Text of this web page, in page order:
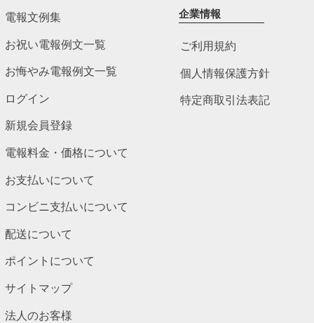
電報文例集
お祝い電報例文一覧
お悔やみ電報例文一覧
ログイン
新規会員登録
電報料金・価格について
お支払いについて
コンビニ支払いについて
配送について
ポイントについて
サイトマップ
法人のお客様
企業情報
ご利用規約
個人情報保護方針
特定商取引法表記